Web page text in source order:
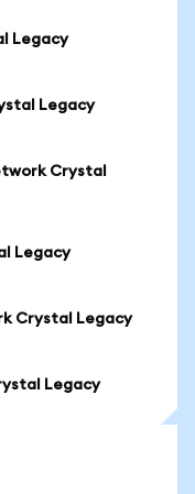
Legacy
Legacy
Crystal
Legacy
Crystal Legacy
Legacy